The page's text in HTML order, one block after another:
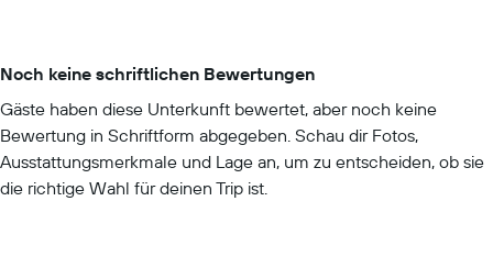
Noch keine schriftlichen Bewertungen
Gäste haben diese Unterkunft bewertet, aber noch keine
Bewertung in Schriftform abgegeben. Schau dir Fotos,
Ausstattungsmerkmale und Lage an, um zu entscheiden, ob sie
die richtige Wahl für deinen Trip ist.